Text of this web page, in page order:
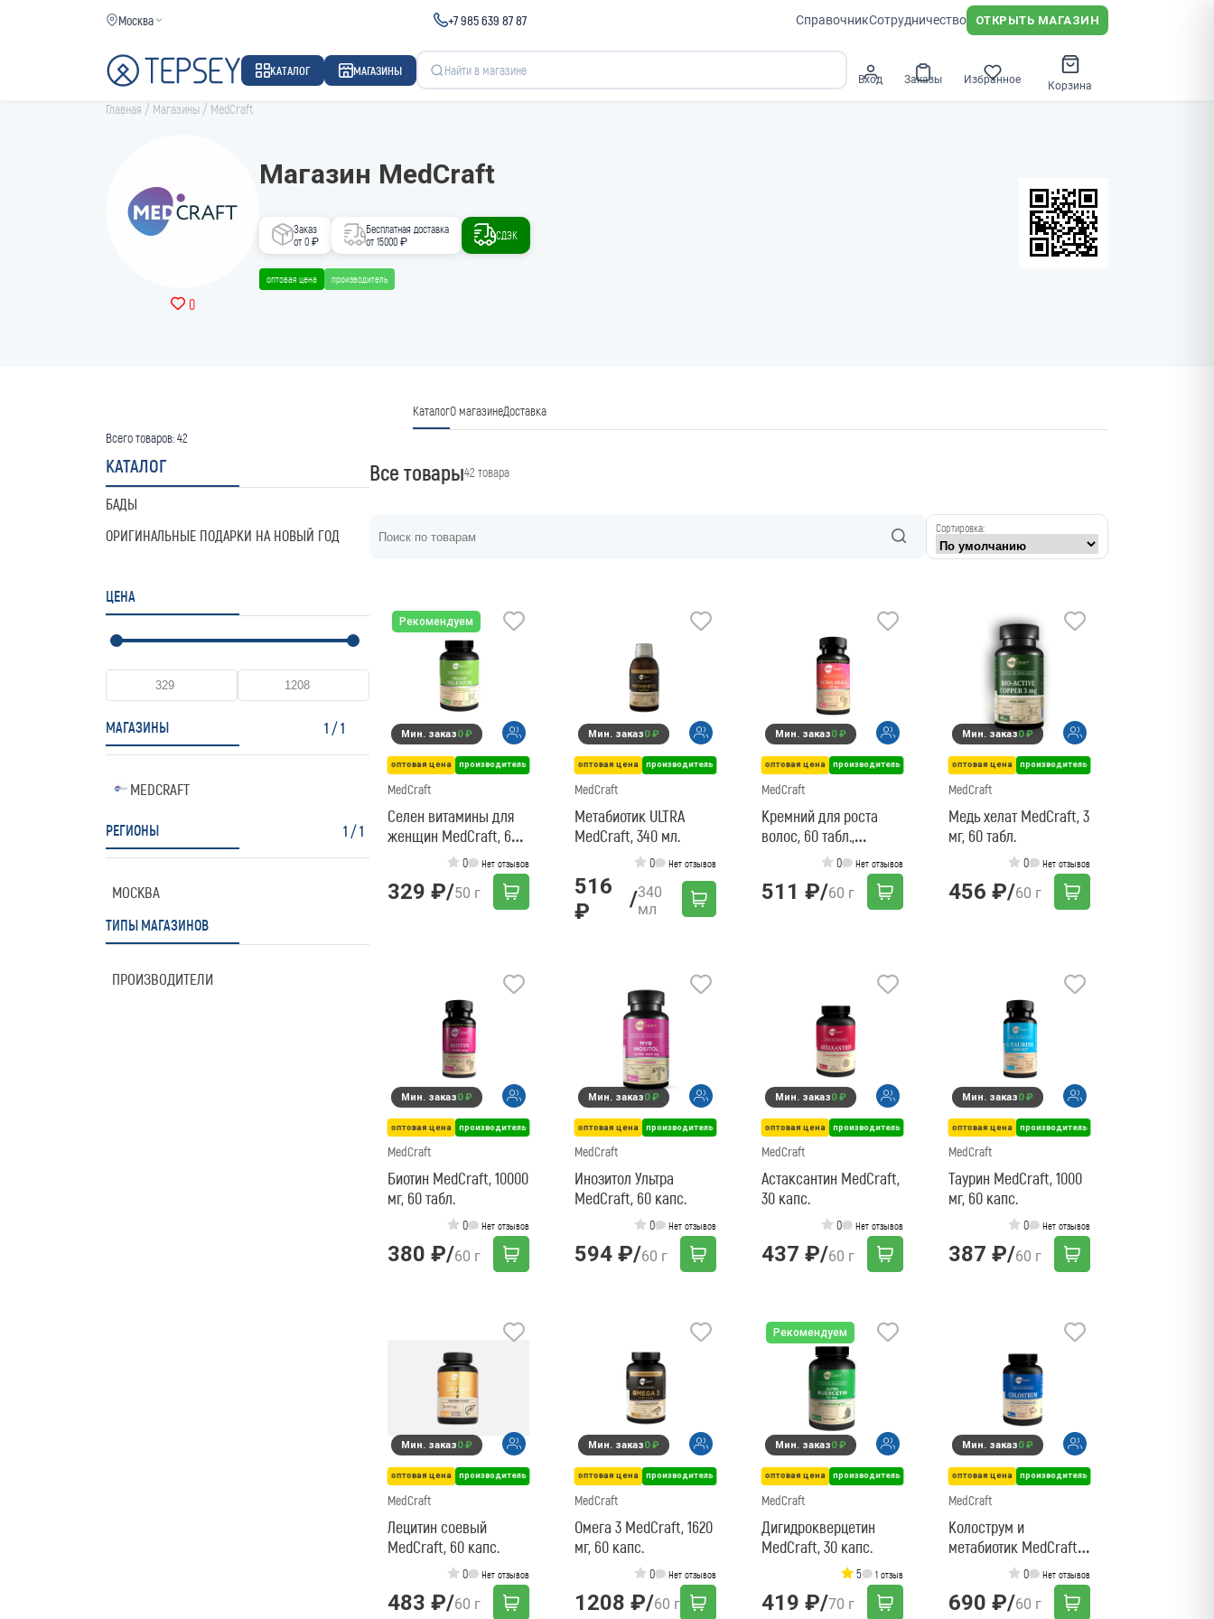
Москва +7 985 639 87 87 СправочникСотрудничество ОТКРЫТЬ МАГАЗИН
КАТАЛОГ МАГАЗИНЫ
Вход Заказы Избранное Корзина
Главная / Магазины / MedCraft
0
Магазин MedCraft
Заказ
от 0 ₽
Бесплатная доставка
от 15000 ₽
СДЭК
оптовая цена производитель
КаталогО магазинеДоставка
Всего товаров:42
КАТАЛОГ
БАДЫ
ОРИГИНАЛЬНЫЕ ПОДАРКИ НА НОВЫЙ ГОД
ЦЕНА
МАГАЗИНЫ 1 /1
MEDCRAFT
РЕГИОНЫ 1 /1
МОСКВА
ТИПЫ МАГАЗИНОВ
ПРОИЗВОДИТЕЛИ
Все товары42 товара
Сортировка:
Рекомендуем
Мин. заказ0 ₽
оптовая цена производитель
MedCraft
Селен витамины для
женщин MedCraft, 60
0 Нет отзывов
329 ₽/50 г
Мин. заказ0 ₽
оптовая цена производитель
MedCraft
Метабиотик ULTRA
MedCraft, 340 мл.
0 Нет отзывов
516
₽
/340
мл
Мин. заказ0 ₽
оптовая цена производитель
MedCraft
Кремний для роста
волос, 60 табл.,
0 Нет отзывов
511 ₽/60 г
Мин. заказ0 ₽
оптовая цена производитель
MedCraft
Медь хелат MedCraft, 3
мг, 60 табл.
0 Нет отзывов
456 ₽/60 г
Мин. заказ0 ₽
оптовая цена производитель
MedCraft
Биотин MedCraft, 10000
мг, 60 табл.
0 Нет отзывов
380 ₽/60 г
Мин. заказ0 ₽
оптовая цена производитель
MedCraft
Инозитол Ультра
MedCraft, 60 капс.
0 Нет отзывов
594 ₽/60 г
Мин. заказ0 ₽
оптовая цена производитель
MedCraft
Астаксантин MedCraft,
30 капс.
0 Нет отзывов
437 ₽/60 г
Мин. заказ0 ₽
оптовая цена производитель
MedCraft
Таурин MedCraft, 1000
мг, 60 капс.
0 Нет отзывов
387 ₽/60 г
Мин. заказ0 ₽
оптовая цена производитель
MedCraft
Лецитин соевый
MedCraft, 60 капс.
0 Нет отзывов
483 ₽/60 г
Мин. заказ0 ₽
оптовая цена производитель
MedCraft
Омега 3 MedCraft, 1620
мг, 60 капс.
0 Нет отзывов
1208 ₽/60 г
Рекомендуем
Мин. заказ0 ₽
оптовая цена производитель
MedCraft
Дигидрокверцетин
MedCraft, 30 капс.
5 1 отзыв
419 ₽/70 г
Мин. заказ0 ₽
оптовая цена производитель
MedCraft
Колострум и
метабиотик MedCraft,
0 Нет отзывов
690 ₽/60 г